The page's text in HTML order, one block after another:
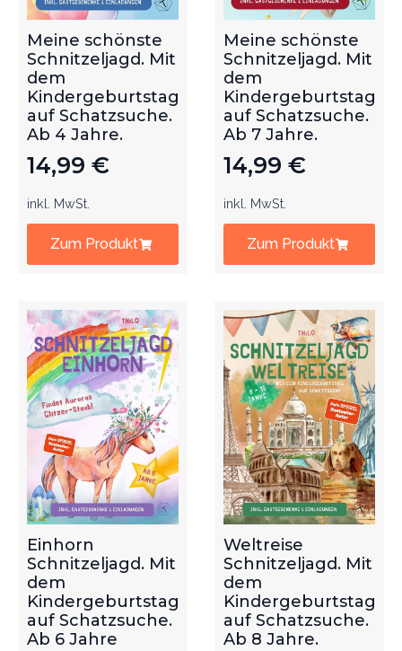
Meine schönste
Schnitzeljagd. Mit
dem
Kindergeburtstag
auf Schatzsuche.
Ab 4 Jahre.
14,99 €
inkl. MwSt.
Zum Produkt
Meine schönste
Schnitzeljagd. Mit
dem
Kindergeburtstag
auf Schatzsuche.
Ab 7 Jahre.
14,99 €
inkl. MwSt.
Zum Produkt
Einhorn
Schnitzeljagd. Mit
dem
Kindergeburtstag
auf Schatzsuche.
Ab 6 Jahre
Weltreise
Schnitzeljagd. Mit
dem
Kindergeburtstag
auf Schatzsuche.
Ab 8 Jahre.